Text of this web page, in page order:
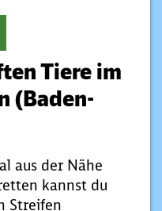
Tiere im
(Baden-
aus der Nähe
kannst du
Streifen